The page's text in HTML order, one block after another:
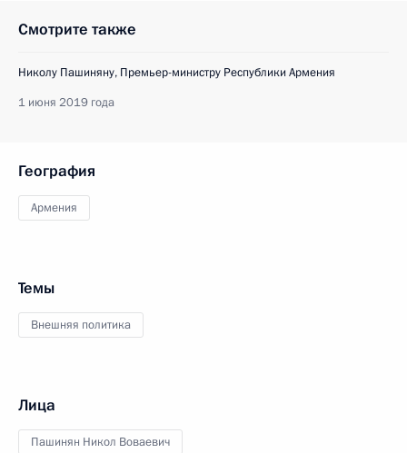
Смотрите также
Николу Пашиняну, Премьер-министру Республики Армения
1 июня 2019 года
География
Армения
Темы
Внешняя политика
Лица
Пашинян Никол Воваевич